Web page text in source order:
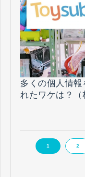
多くの個人情
れたワケは？（
1 2